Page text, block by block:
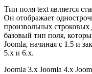
Тип поля text является
Он отображает
произвольных строковых
базовый тип поля,
Joomla, начиная с 1.5 и
5.x и 6.x.
Joomla 3.x Joomla 4.x